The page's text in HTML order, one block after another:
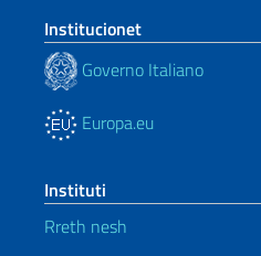
Institucionet
Governo Italiano
Europa.eu
Instituti
Rreth nesh